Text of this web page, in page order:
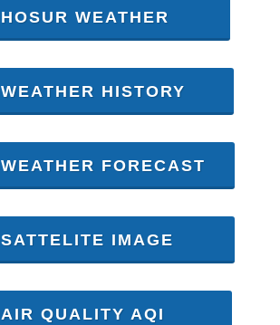
HOSUR WEATHER
WEATHER HISTORY
WEATHER FORECAST
SATTELITE IMAGE
AIR QUALITY AQI